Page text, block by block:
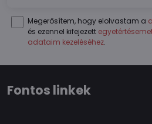
Megerősítem, hogy elolvastam a
és ezennel kifejezett
adataim kezeléséhez.
Fontos linkek